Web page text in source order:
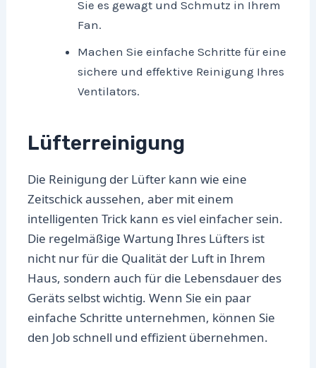
Sie es gewagt und Schmutz in Ihrem
Fan.
Machen Sie einfache Schritte für eine
sichere und effektive Reinigung Ihres
Ventilators.
Lüfterreinigung
Die Reinigung der Lüfter kann wie eine
Zeitschick aussehen, aber mit einem
intelligenten Trick kann es viel einfacher sein.
Die regelmäßige Wartung Ihres Lüfters ist
nicht nur für die Qualität der Luft in Ihrem
Haus, sondern auch für die Lebensdauer des
Geräts selbst wichtig. Wenn Sie ein paar
einfache Schritte unternehmen, können Sie
den Job schnell und effizient übernehmen.